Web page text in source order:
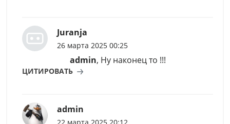
Juranja
26 марта 2025 00:25
admin, Ну наконец то !!!
ЦИТИРОВАТЬ
admin
22 марта 2025 20:12